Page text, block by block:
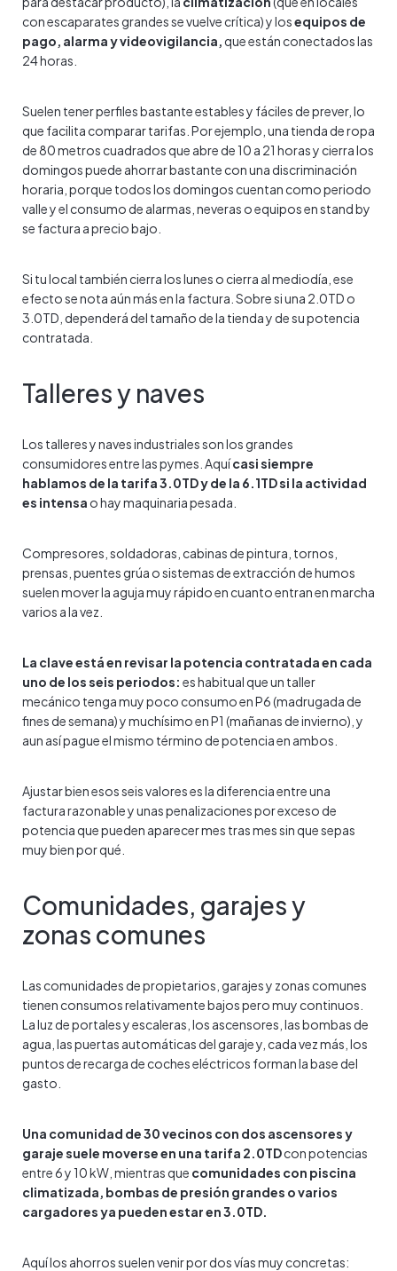
con escaparates grandes se vuelve crítica) y losequipos de
pago, alarma y videovigilancia, que están conectados las
24 horas.
Suelen tener perfiles bastante estables y fáciles de prever, lo
que facilita comparar tarifas. Por ejemplo, una tienda de ropa
de 80 metros cuadrados que abre de 10 a 21 horas y cierra los
domingos puede ahorrar bastante con una discriminación
horaria, porque todos los domingos cuentan como periodo
valle y el consumo de alarmas, neveras o equipos en stand by
se factura a precio bajo.
Si tu local también cierra los lunes o cierra al mediodía, ese
efecto se nota aún más en la factura. Sobre si una 2.0TD o
3.0TD, dependerá del tamaño de la tienda y de su potencia
contratada.
Talleres y naves
Los talleres y naves industriales son los grandes
consumidores entre las pymes. Aquícasi siempre
hablamos de la tarifa 3.0TD y de la 6.1TD si la actividad
es intensa o hay maquinaria pesada.
Compresores, soldadoras, cabinas de pintura, tornos,
prensas, puentes grúa o sistemas de extracción de humos
suelen mover la aguja muy rápido en cuanto entran en marcha
varios a la vez.
La clave está en revisar la potencia contratada en cada
uno de los seis periodos: es habitual que un taller
mecánico tenga muy poco consumo en P6 (madrugada de
fines de semana) y muchísimo en P1 (mañanas de invierno), y
aun así pague el mismo término de potencia en ambos.
Ajustar bien esos seis valores es la diferencia entre una
factura razonable y unas penalizaciones por exceso de
potencia que pueden aparecer mes tras mes sin que sepas
muy bien por qué.
Comunidades, garajes y
zonas comunes
Las comunidades de propietarios, garajes y zonas comunes
tienen consumos relativamente bajos pero muy continuos.
La luz de portales y escaleras, los ascensores, las bombas de
agua, las puertas automáticas del garaje y, cada vez más, los
puntos de recarga de coches eléctricos forman la base del
gasto.
Una comunidad de 30 vecinos con dos ascensores y
garaje suele moverse en una tarifa 2.0TDcon potencias
entre 6 y 10 kW, mientras que comunidades con piscina
climatizada, bombas de presión grandes o varios
cargadores ya pueden estar en 3.0TD.
Aquí los ahorros suelen venir por dos vías muy concretas: